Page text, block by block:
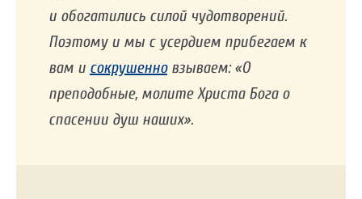
и обогатились силой чудотворений.
Поэтому и мы с усердием прибегаем к
вам и сокрушенновзываем: «О
преподобные, молите Христа Бога о
спасении душ наших».